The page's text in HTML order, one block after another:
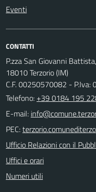
Eventi
CONTATTI
P.zza San Giovanni
18010 Terzorio (IM)
C.F. 00250570082 -
Telefono: +39 0184 195
E-mail:
PEC:
Ufficio Relazioni con il
Uffici e orari
Numeri utili